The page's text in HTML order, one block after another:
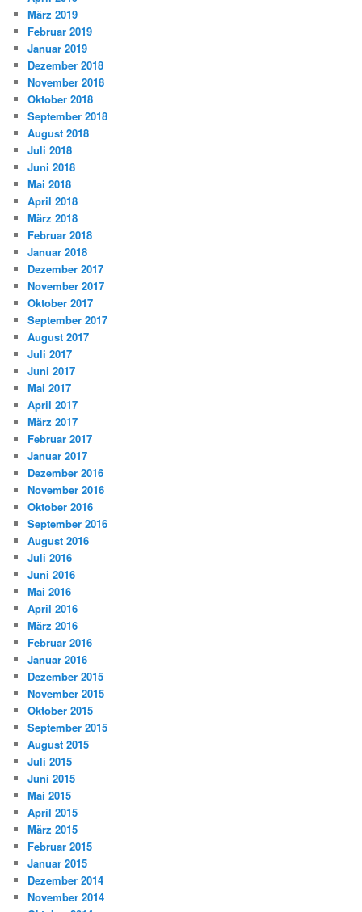
März 2019
Februar 2019
Januar 2019
Dezember 2018
November 2018
Oktober 2018
September 2018
August 2018
Juli 2018
Juni 2018
Mai 2018
April 2018
März 2018
Februar 2018
Januar 2018
Dezember 2017
November 2017
Oktober 2017
September 2017
August 2017
Juli 2017
Juni 2017
Mai 2017
April 2017
März 2017
Februar 2017
Januar 2017
Dezember 2016
November 2016
Oktober 2016
September 2016
August 2016
Juli 2016
Juni 2016
Mai 2016
April 2016
März 2016
Februar 2016
Januar 2016
Dezember 2015
November 2015
Oktober 2015
September 2015
August 2015
Juli 2015
Juni 2015
Mai 2015
April 2015
März 2015
Februar 2015
Januar 2015
Dezember 2014
November 2014